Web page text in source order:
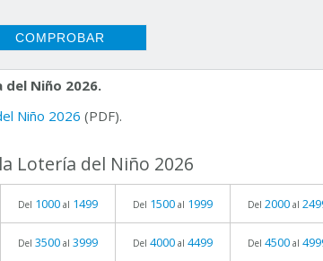
Niño 2026.
Niño 2026 (PDF).
Lotería del Niño 2026
Del 1000 al 1499 Del 1500 al 1999 Del 2000 al
Del 3500 al 3999 Del 4000 al 4499 Del 4500 al